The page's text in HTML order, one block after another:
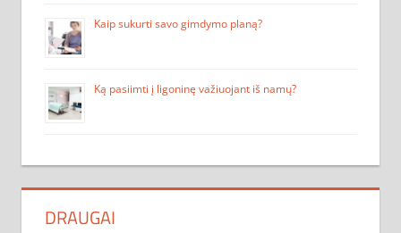
Kaip sukurti savo gimdymo planą?
Ką pasiimti į ligoninę važiuojant iš namų?
DRAUGAI